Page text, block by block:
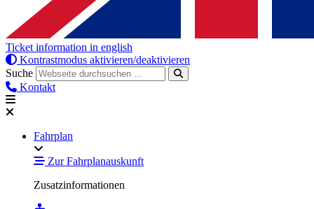
Ticket information in english
Kontrastmodus aktivieren/deaktivieren
Suche
Kontakt
Fahrplan
Zur Fahrplanauskunft
Zusatzinformationen